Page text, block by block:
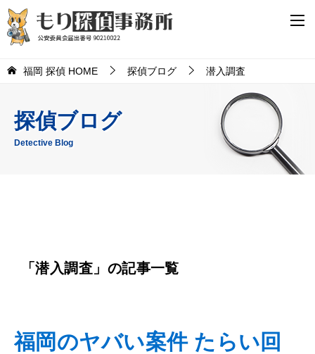
福岡 探偵 HOME 探偵ブログ 潜入調査
探偵ブログ
Detective Blog
「潜入調査」の記事一覧
福岡のヤバい案件 たらい回